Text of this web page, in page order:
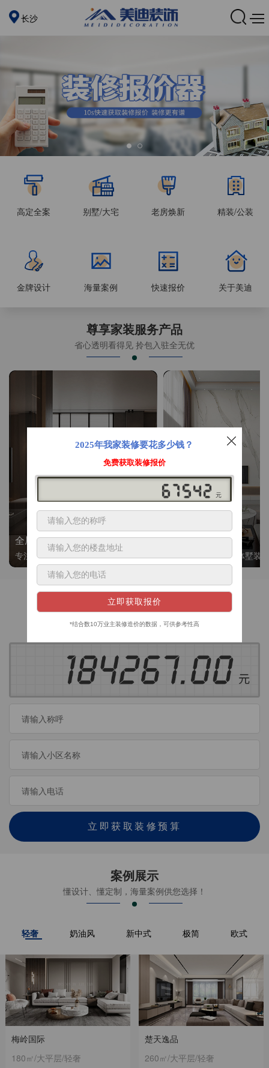
长沙
高定全案 别墅/大宅 老房焕新 精装/公装
金牌设计 海量案例 快速报价 关于美迪
尊享家装服务产品
省心透明看得见 拎包入驻全无优
全屋整装
专注整装24年，高标准，选美迪 十年后仍爱我家
别墅大平层
高端私人定制，整体墅装
获取装修预算
立即获取装修预算
案例展示
懂设计、懂定制，海量案例供您选择！
轻奢 奶油风 新中式 极简 欧式
梅岭国际
180㎡/大平层/轻奢
楚天逸品
260㎡/大平层/轻奢